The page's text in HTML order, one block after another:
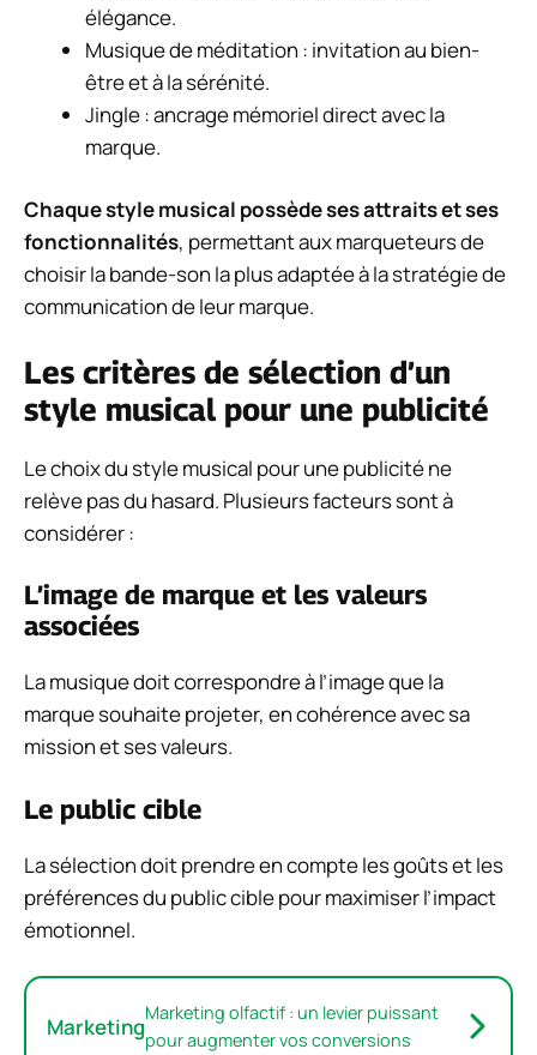
élégance.
Musique de méditation : invitation au bien-
être et à la sérénité.
Jingle : ancrage mémoriel direct avec la
marque.
Chaque style musical possède ses attraits et ses
fonctionnalités, permettant aux marqueteurs de
choisir la bande-son la plus adaptée à la stratégie de
communication de leur marque.
Les critères de sélection d’un
style musical pour une publicité
Le choix du style musical pour une publicité ne
relève pas du hasard. Plusieurs facteurs sont à
considérer :
L’image de marque et les valeurs
associées
La musique doit correspondre à l’image que la
marque souhaite projeter, en cohérence avec sa
mission et ses valeurs.
Le public cible
La sélection doit prendre en compte les goûts et les
préférences du public cible pour maximiser l’impact
émotionnel.
MarketingMarketing olfactif : un levier puissant
pour augmenter vos conversions